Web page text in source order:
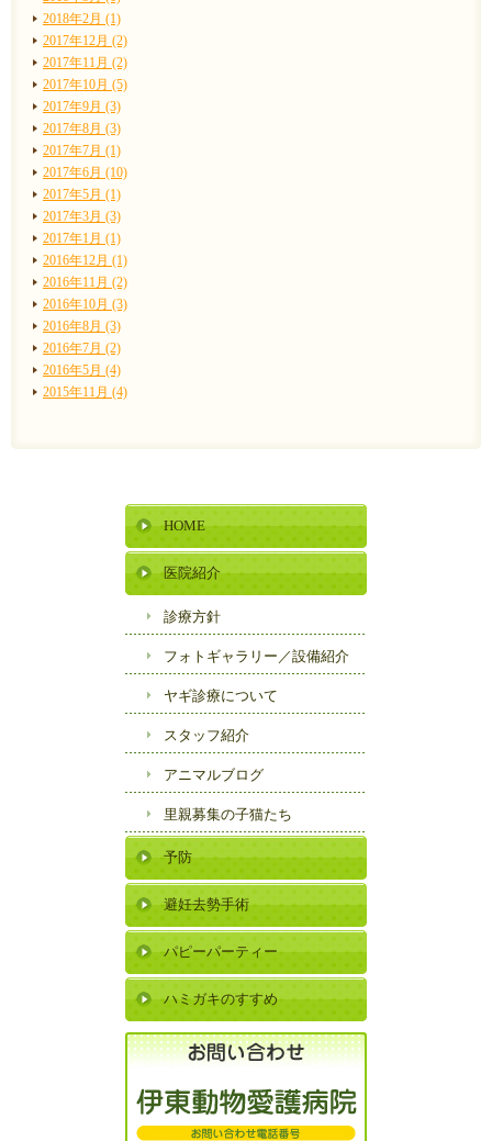
2018年2月 (1)
2017年12月 (2)
2017年11月 (2)
2017年10月 (5)
2017年9月 (3)
2017年8月 (3)
2017年7月 (1)
2017年6月 (10)
2017年5月 (1)
2017年3月 (3)
2017年1月 (1)
2016年12月 (1)
2016年11月 (2)
2016年10月 (3)
2016年8月 (3)
2016年7月 (2)
2016年5月 (4)
2015年11月 (4)
HOME
医院紹介
診療方針
フォトギャラリー／設備紹介
ヤギ診療について
スタッフ紹介
アニマルブログ
里親募集の子猫たち
予防
避妊去勢手術
パピーパーティー
ハミガキのすすめ